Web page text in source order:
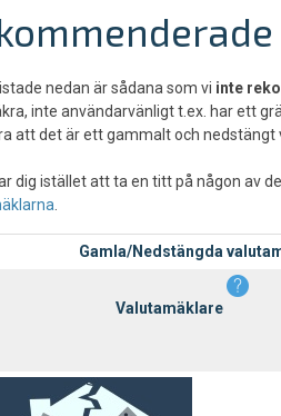
nedan är sådana som vi inte
inte användarvänligt t.ex. har ett
att det är ett gammalt och
dig istället att ta en titt på någon av
Gamla/Nedstängda
Valutamäklare